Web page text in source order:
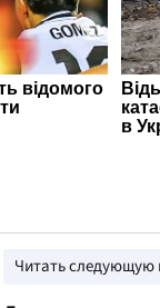
Читать следующую